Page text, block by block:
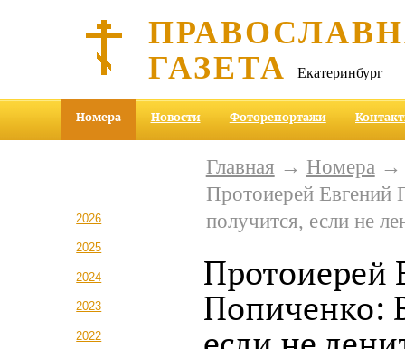
ГАЗЕТА Екатеринбург
Номера Новости Фоторепортажи
2026
2025
2024
2023
2022
Главная → Номера
Протоиерей Евгений
получится, если не
Протоиерей
Попиченко: